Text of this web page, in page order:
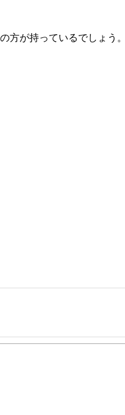
方が持っているでしょう
で、お金の知識がない方でも理解で
宅ローンアドバイザー、DCプランナ
資格者を執筆者・監修者として迎